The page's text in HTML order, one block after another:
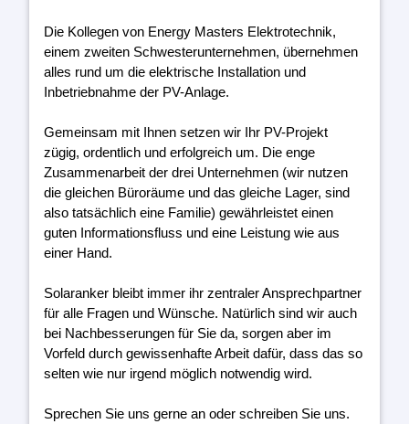
Die Kollegen von Energy Masters Elektrotechnik,
einem zweiten Schwesterunternehmen, übernehmen
alles rund um die elektrische Installation und
Inbetriebnahme der PV-Anlage.
Gemeinsam mit Ihnen setzen wir Ihr PV-Projekt
zügig, ordentlich und erfolgreich um. Die enge
Zusammenarbeit der drei Unternehmen (wir nutzen
die gleichen Büroräume und das gleiche Lager, sind
also tatsächlich eine Familie) gewährleistet einen
guten Informationsfluss und eine Leistung wie aus
einer Hand.
Solaranker bleibt immer ihr zentraler Ansprechpartner
für alle Fragen und Wünsche. Natürlich sind wir auch
bei Nachbesserungen für Sie da, sorgen aber im
Vorfeld durch gewissenhafte Arbeit dafür, dass das so
selten wie nur irgend möglich notwendig wird.
Sprechen Sie uns gerne an oder schreiben Sie uns.